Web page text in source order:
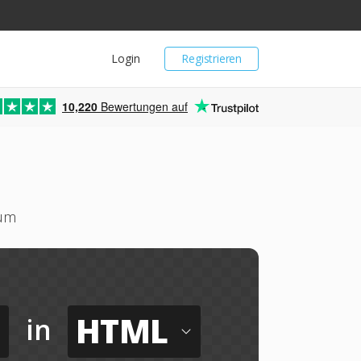
Registrieren
Login
10,220 Bewertungen auf
in HTML